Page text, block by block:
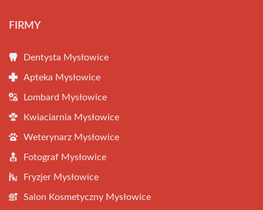
FIRMY
Dentysta Mysłowice
Apteka Mysłowice
Lombard Mysłowice
Kwiaciarnia Mysłowice
Weterynarz Mysłowice
Fotograf Mysłowice
Fryzjer Mysłowice
Salon Kosmetyczny Mysłowice